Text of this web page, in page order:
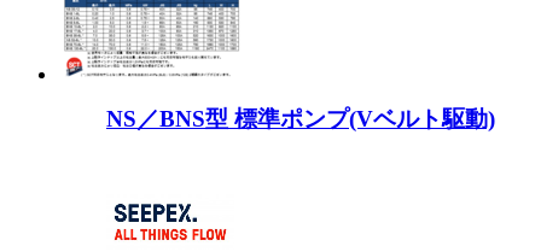
NS／BNS型 標準ポンプ(Vベルト駆動)